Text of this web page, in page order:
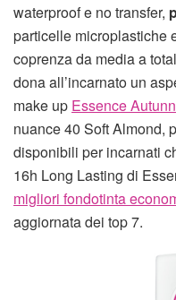
waterproof e no transfer,
particelle microplastiche
coprenza da media a
dona all’incarnato un
make up Essence
nuance 40 Soft Almond,
disponibili per incarnati
16h Long Lasting di
migliori fondotinta
aggiornata dei top 7.